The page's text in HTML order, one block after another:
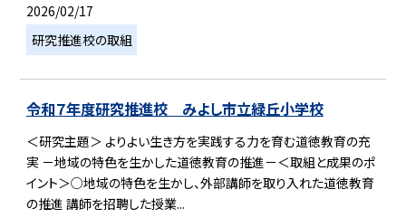
2026/02/17
研究推進校の取組
令和７年度研究推進校 みよし市立緑丘小学校
＜研究主題＞ よりよい生き方を実践する力を育む道徳教育の充
実 －地域の特色を生かした道徳教育の推進－＜取組と成果のポ
イント＞○地域の特色を生かし、外部講師を取り入れた道徳教育
の推進 講師を招聘した授業...